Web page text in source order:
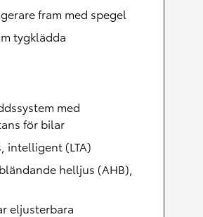
fram med spegel
tygklädda
med
för bilar
intelligent (LTA)
helljus (AHB),
eljusterbara